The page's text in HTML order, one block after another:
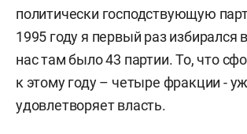
политически господствующую
1995 году я первый раз избирался
нас там было 43 партии. То, что
к этому году – четыре фракции -
удовлетворяет власть.